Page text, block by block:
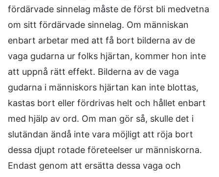
fördärvade sinnelag måste de först bli medvetna
om sitt fördärvade sinnelag. Om människan
enbart arbetar med att få bort bilderna av de
vaga gudarna ur folks hjärtan, kommer hon inte
att uppnå rätt effekt. Bilderna av de vaga
gudarna i människors hjärtan kan inte blottas,
kastas bort eller fördrivas helt och hållet enbart
med hjälp av ord. Om man gör så, skulle det i
slutändan ändå inte vara möjligt att röja bort
dessa djupt rotade företeelser ur människorna.
Endast genom att ersätta dessa vaga och